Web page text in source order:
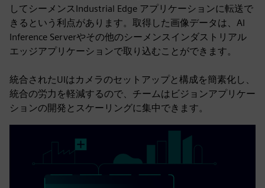
してシーメンスIndustrial Edge アプリケーションに転送で
きるという利点があります。取得した画像データは、AI
Inference Serverやその他のシーメンスインダストリアル
エッジアプリケーションで取り込むことができます。
統合されたUIはカメラのセットアップと構成を簡素化し、
統合の労力を軽減するので、チームはビジョンアプリケー
ションの開発とスケーリングに集中できます。